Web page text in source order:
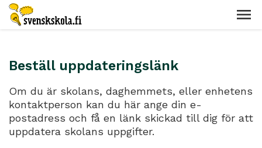
Beställ uppdateringslänk
Om du är skolans, daghemmets, eller enhetens
kontaktperson kan du här ange din e-
postadress och få en länk skickad till dig för att
uppdatera skolans uppgifter.